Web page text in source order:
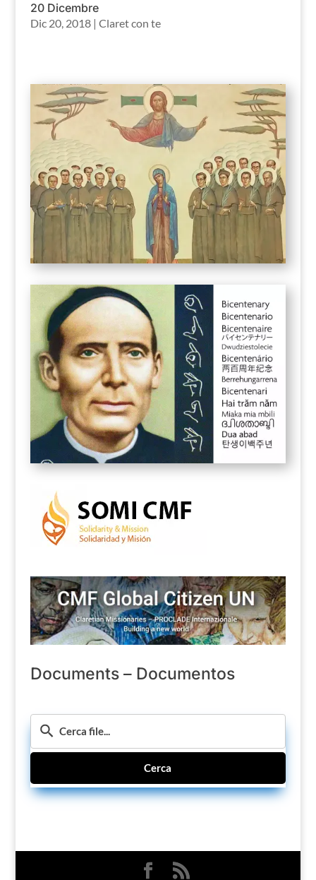
20 Dicembre
Dic 20, 2018| Claret con te
Documents – Documentos
Cerca